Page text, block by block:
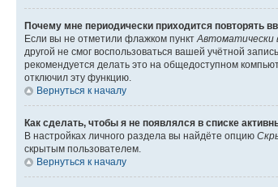
Почему мне периодически приходится повторять
Если вы не отметили флажком пункт Автоматически
другой не смог воспользоваться вашей учётной
рекомендуется делать это на общедоступном
отключил эту функцию.
Вернуться к началу
Как сделать, чтобы я не появлялся в списке
В настройках личного раздела вы найдёте опцию
скрытым пользователем.
Вернуться к началу